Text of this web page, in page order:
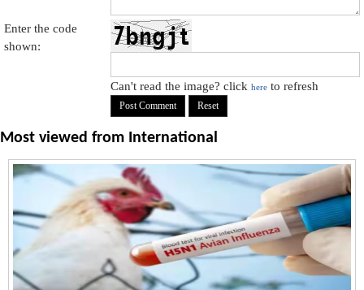
Enter the code
shown:
Can't read the image? clickhere to refresh
Most viewed from International